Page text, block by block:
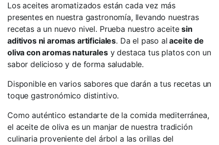
Los aceites aromatizados están cada vez más
presentes en nuestra gastronomía, llevando nuestras
recetas a un nuevo nivel. Prueba nuestro aceitesin
aditivos ni aromas artificiales. Da el paso al aceite de
oliva con aromas naturalesy destaca tus platos con un
sabor delicioso y de forma saludable.
Disponible en varios sabores que darán a tus recetas un
toque gastronómico distintivo.
Como auténtico estandarte de la comida mediterránea,
el aceite de oliva es un manjar de nuestra tradición
culinaria proveniente del árbol a las orillas del